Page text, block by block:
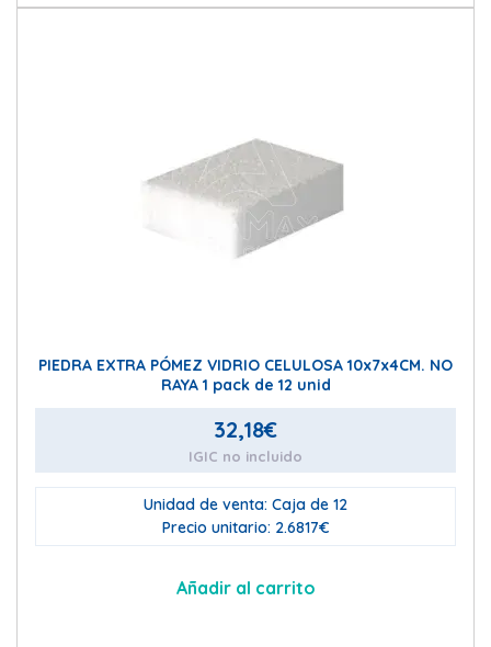
PIEDRA EXTRA PÓMEZ VIDRIO CELULOSA 10x7x4CM. NO
RAYA 1 pack de 12 unid
32,18€
IGIC no incluido
Unidad de venta: Caja de 12
Precio unitario: 2.6817€
Añadir al carrito